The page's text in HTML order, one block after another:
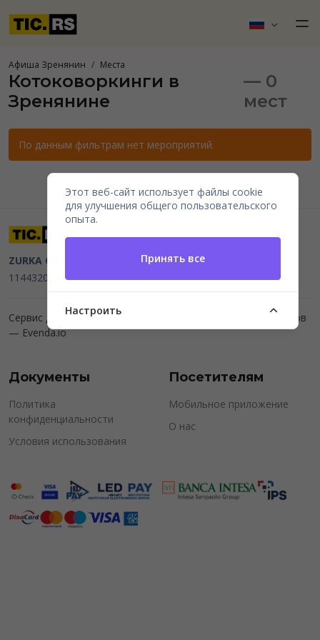
Афиша Зренянин Места
Котоковоркинги в
Зренянине
— 0
мест
По данным фильтрам нет мероприятий.
ZURKA CE BITI DOO Beograd, Kraljice Natalije 11
114432064, MB 22023195,mail@tic.rs, +381 63 173 3142
Сервис для организаторов мероприятий и продажи билетов
— Evenda.io
Документы
Политика
конфиденциальности
Условия использования
Посетителям
Мобильное приложение
О нас
Этот веб-сайт использует файлы cookie
для улучшения общего пользовательского
опыта.
Принять все
Настроить